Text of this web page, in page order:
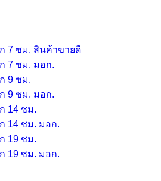
7 ซม. สินค้าขายดี
7 ซม. มอก.
9 ซม.
9 ซม. มอก.
14 ซม.
14 ซม. มอก.
19 ซม.
19 ซม. มอก.